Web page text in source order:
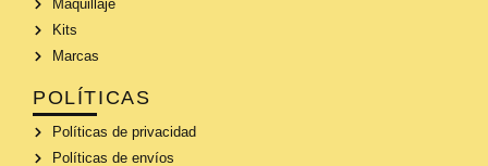
Maquillaje
Kits
Marcas
POLÍTICAS
Políticas de privacidad
Políticas de envíos